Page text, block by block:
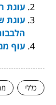
עוגת
עוגת
עוף
כללי